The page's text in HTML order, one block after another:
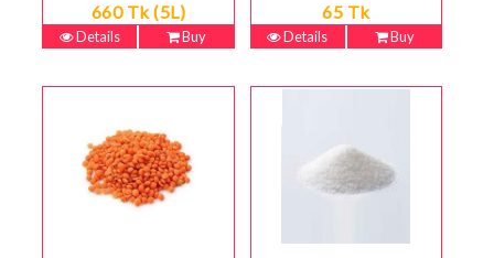
660 Tk (5L)
Details Buy
65 Tk
Details Buy